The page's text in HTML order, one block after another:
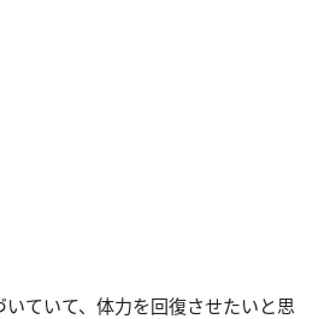
ていて、体力を回復させたいと思